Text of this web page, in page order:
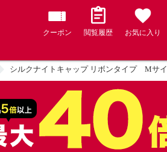
クーポン 閲覧履歴 お気に入り
シルクナイトキャップ リボンタイプ Mサ